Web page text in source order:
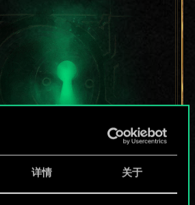
详情 关于
分享了一套